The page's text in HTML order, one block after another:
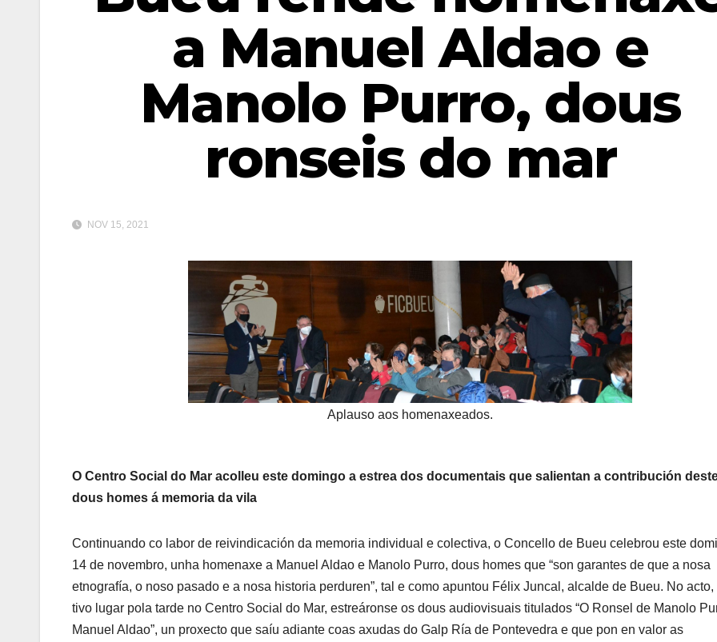
a Manuel Aldao e
Manolo Purro, dous
ronseis do mar
NOV 15, 2021
Aplauso aos homenaxeados.
O Centro Social do Mar acolleu este domingo a estrea dos documentais que salientan a contribución
dous homes á memoria da vila
Continuando co labor de reivindicación da memoria individual e colectiva, o Concello de Bueu celebrou este
14 de novembro, unha homenaxe a Manuel Aldao e Manolo Purro, dous homes que “son garantes de que a nosa
etnografía, o noso pasado e a nosa historia perduren”, tal e como apuntou Félix Juncal, alcalde de Bueu. No acto,
tivo lugar pola tarde no Centro Social do Mar, estreáronse os dous audiovisuais titulados “O Ronsel de Manolo
Manuel Aldao”, un proxecto que saíu adiante coas axudas do Galp Ría de Pontevedra e que pon en valor as